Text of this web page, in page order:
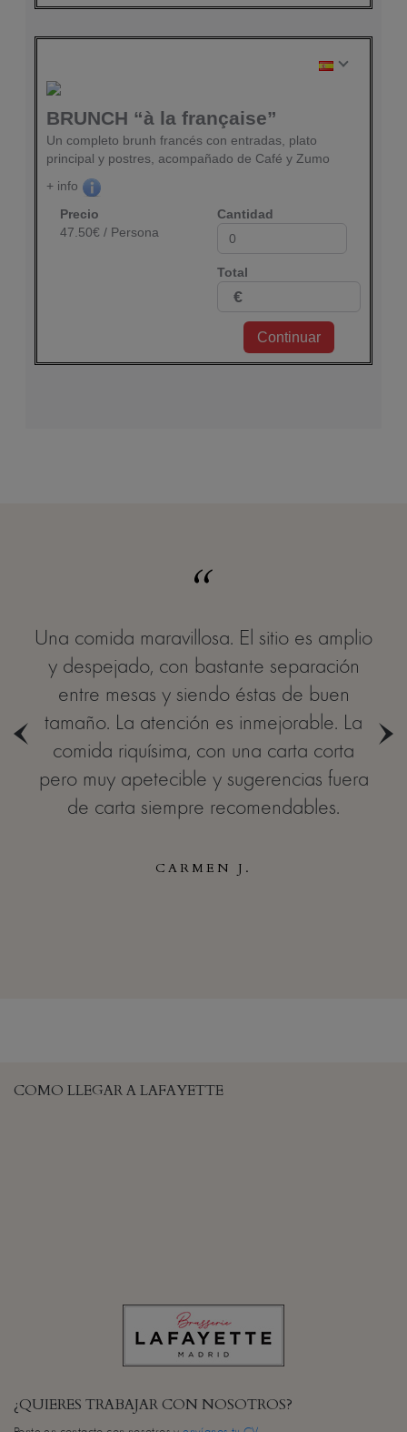
Una comida maravillosa. El sitio es amplio
y despejado, con bastante separación
entre mesas y siendo éstas de buen
tamaño. La atención es inmejorable. La
comida riquísima, con una carta corta
pero muy apetecible y sugerencias fuera
de carta siempre recomendables.
CARMEN J.
COMO LLEGAR A LAFAYETTE
¿QUIERES TRABAJAR CON NOSOTROS?